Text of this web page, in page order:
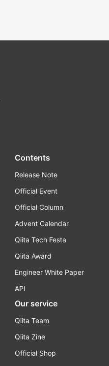
Contents
Release Note
Official Event
Official Column
Advent Calendar
Qiita Tech Festa
Qiita Award
Engineer White Paper
API
Our service
Qiita Team
Qiita Zine
Official Shop